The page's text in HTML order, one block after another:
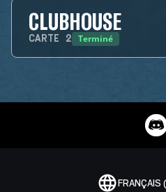
CLUBHOUSE
CARTE 2 Terminé
FRANÇAIS